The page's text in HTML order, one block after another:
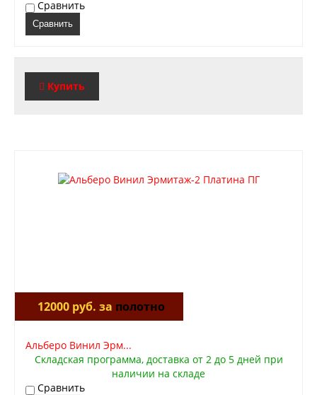
Сравнить
Сравнить
Купить
12000 руб. за полотно
Альберо Винил Эрм...
Складская программа, доставка от 2 до 5 дней при
наличии на складе
Сравнить